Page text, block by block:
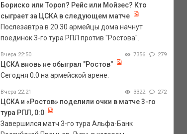
Бориско или Тороп? Рейс или Мойзес? Кто
сыграет за ЦСКА в следующем матче
Послезавтра в 20.30 армейцы дома начнут
поединок 3-го тура РПЛ против "Ростова".
Вчера 22:50 7356 279
ЦСКА вновь не обыграл "Ростов"
Сегодня 0:0 на армейской арене.
Вчера 22:21 3322 272
ЦСКА и «Ростов» поделили очки в матче 3-го
тура РПЛ, 0:0
Завершился матч 3-го тура Альфа-Банк